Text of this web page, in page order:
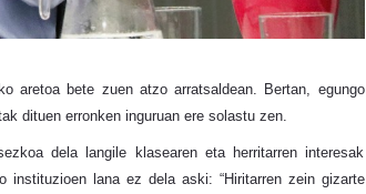
aretoa bete zuen atzo arratsaldean. Bertan, egungo
dituen erronken inguruan ere solastu zen.
dela langile klasearen eta herritarren interesak
instituzioen lana ez dela aski: “Hiritarren zein gizarte